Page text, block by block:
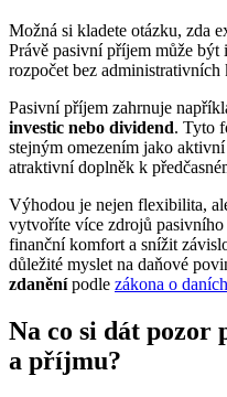
Možná si kladete otázku, zda
Právě pasivní příjem může
rozpočet bez
Pasivní příjem zahrnuje
investic nebo dividend. Tyto
stejným omezením jako
atraktivní doplněk k
Výhodou je nejen flexibilita,
vytvoříte více zdrojů
finanční komfort a snížit
důležité myslet na daňové
zdaněnípodle zákona o
Na co si dát pozor
a příjmu?